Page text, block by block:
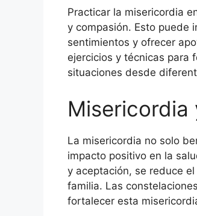
Practicar la misericordia
y compasión. Esto puede
sentimientos y ofrecer
ejercicios y técnicas para
situaciones desde
Misericordia
La misericordia no solo
impacto positivo en la
y aceptación, se reduce
familia. Las
fortalecer esta